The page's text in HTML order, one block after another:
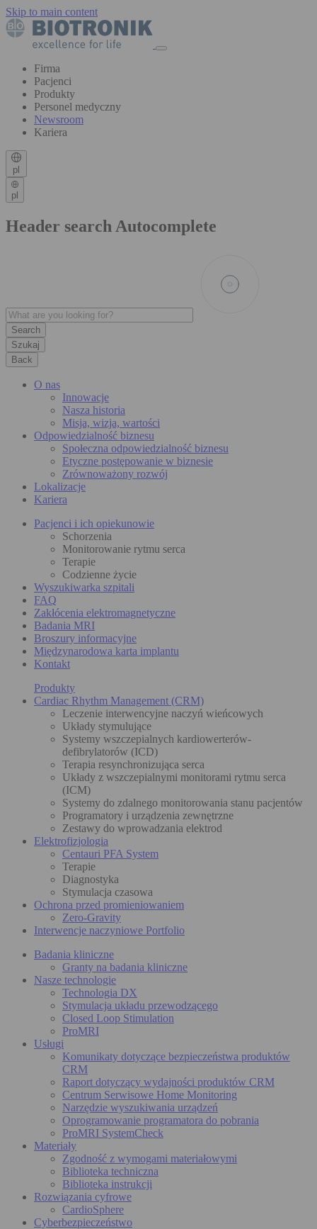
Skip to main content
Firma
Pacjenci
Produkty
Personel medyczny
Newsroom
Kariera
pl
pl
Header search Autocomplete
Szukaj
Back
O nas
Innowacje
Nasza historia
Misja, wizja, wartości
Odpowiedzialność biznesu
Społeczna odpowiedzialność biznesu
Etyczne postępowanie w biznesie
Zrównoważony rozwój
Lokalizacje
Kariera
Pacjenci i ich opiekunowie
Schorzenia
Monitorowanie rytmu serca
Terapie
Codzienne życie
Wyszukiwarka szpitali
FAQ
Zakłócenia elektromagnetyczne
Badania MRI
Broszury informacyjne
Międzynarodowa karta implantu
Kontakt
Produkty
Cardiac Rhythm Management (CRM)
Leczenie interwencyjne naczyń wieńcowych
Układy stymulujące
Systemy wszczepialnych kardiowerterów-
defibrylatorów (ICD)
Terapia resynchronizująca serca
Układy z wszczepialnymi monitorami rytmu serca
(ICM)
Systemy do zdalnego monitorowania stanu pacjentów
Programatory i urządzenia zewnętrzne
Zestawy do wprowadzania elektrod
Elektrofizjologia
Centauri PFA System
Terapie
Diagnostyka
Stymulacja czasowa
Ochrona przed promieniowaniem
Zero-Gravity
Interwencje naczyniowe Portfolio
Badania kliniczne
Granty na badania kliniczne
Nasze technologie
Technologia DX
Stymulacja układu przewodzącego
Closed Loop Stimulation
ProMRI
Usługi
Komunikaty dotyczące bezpieczeństwa produktów
CRM
Raport dotyczący wydajności produktów CRM
Centrum Serwisowe Home Monitoring
Narzędzie wyszukiwania urządzeń
Oprogramowanie programatora do pobrania
ProMRI SystemCheck
Materiały
Zgodność z wymogami materiałowymi
Biblioteka techniczna
Biblioteka instrukcji
Rozwiązania cyfrowe
CardioSphere
Cyberbezpieczeństwo